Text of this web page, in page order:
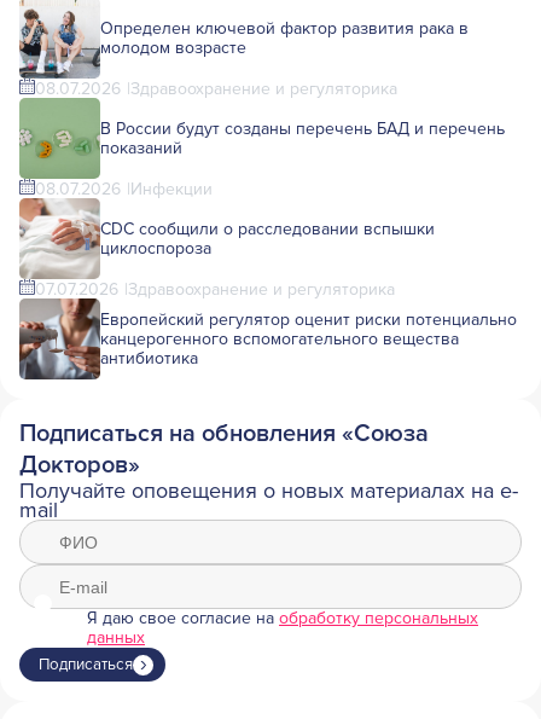
Определен ключевой фактор развития рака в
молодом возрасте
08.07.2026 Здравоохранение и регуляторика
В России будут созданы перечень БАД и перечень
показаний
08.07.2026 Инфекции
CDC сообщили о расследовании вспышки
циклоспороза
07.07.2026 Здравоохранение и регуляторика
Европейский регулятор оценит риски потенциально
канцерогенного вспомогательного вещества
антибиотика
Подписаться на обновления «Союза
Докторов»
Получайте оповещения о новых материалах на e-
mail
Я даю свое согласие на обработку персональных
данных
Подписаться